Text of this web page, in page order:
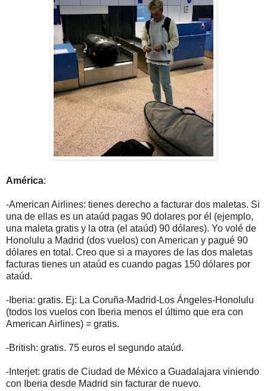
América:
-American Airlines: tienes derecho a facturar dos maletas. Si
una de ellas es un ataúd pagas 90 dolares por él (ejemplo,
una maleta gratis y la otra (el ataúd) 90 dólares). Yo volé de
Honolulu a Madrid (dos vuelos) con American y pagué 90
dólares en total. Creo que si a mayores de las dos maletas
facturas tienes un ataúd es cuando pagas 150 dólares por
ataúd.
-Iberia: gratis. Ej: La Coruña-Madrid-Los Ángeles-Honolulu
(todos los vuelos con Iberia menos el último que era con
American Airlines) = gratis.
-British: gratis. 75 euros el segundo ataúd.
-Interjet: gratis de Ciudad de México a Guadalajara viniendo
con Iberia desde Madrid sin facturar de nuevo.